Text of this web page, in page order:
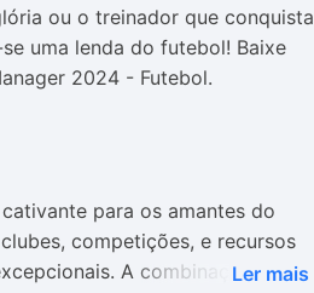
ou o treinador que conquista
uma lenda do futebol! Baixe
2024 - Futebol.
para os amantes do
competições, e recursos
A combinação de
Ler mais